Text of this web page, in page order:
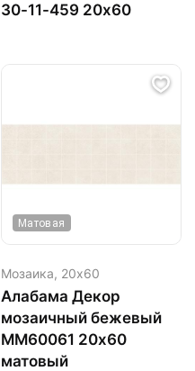
30-11-459 20х60
Матовая
Мозаика, 20х60
Алабама Декор
мозаичный бежевый
ММ60061 20х60
матовый